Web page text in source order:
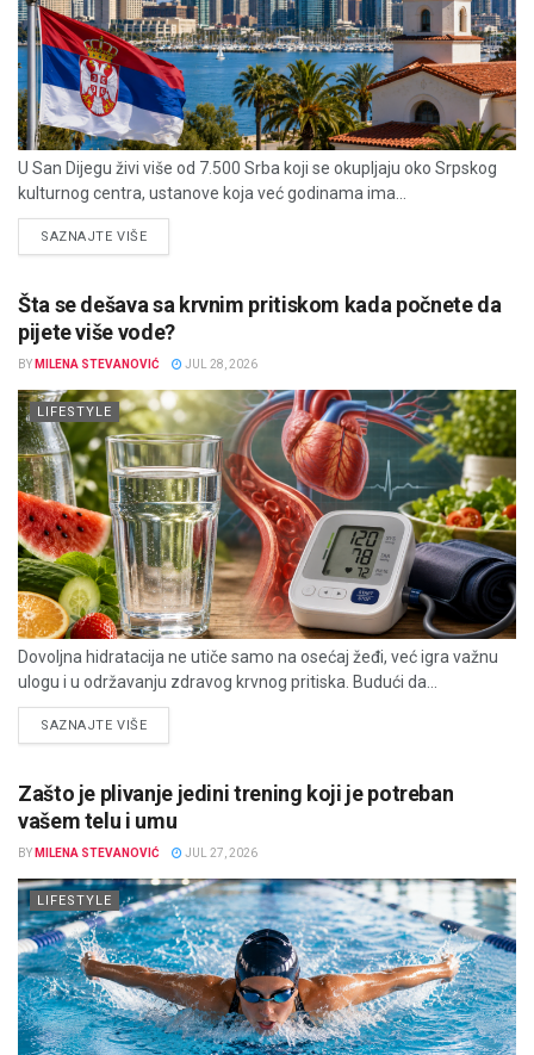
U San Dijegu živi više od 7.500 Srba koji se okupljaju oko Srpskog
kulturnog centra, ustanove koja već godinama ima...
SAZNAJTE VIŠEDETAILS
Šta se dešava sa krvnim pritiskom kada počnete da
pijete više vode?
BY MILENA STEVANOVIĆ JUL 28, 2026
LIFESTYLE
Dovoljna hidratacija ne utiče samo na osećaj žeđi, već igra važnu
ulogu i u održavanju zdravog krvnog pritiska. Budući da...
SAZNAJTE VIŠEDETAILS
Zašto je plivanje jedini trening koji je potreban
vašem telu i umu
BY MILENA STEVANOVIĆ JUL 27, 2026
LIFESTYLE